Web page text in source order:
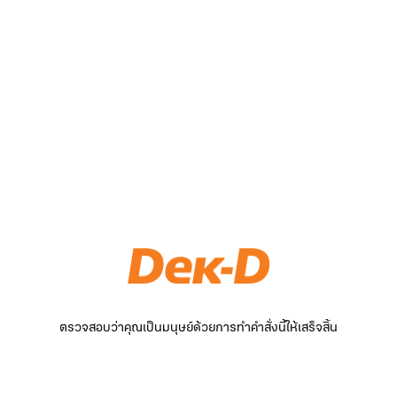
ตรวจสอบว่าคุณเป็นมนุษย์ด้วยการทำคำสั่งนี้ให้เสร็จสิ้น